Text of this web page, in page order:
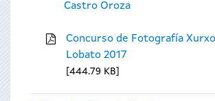
Castro Oroza
Concurso de Fotografía Xurxo
Lobato 2017
444.79 KB